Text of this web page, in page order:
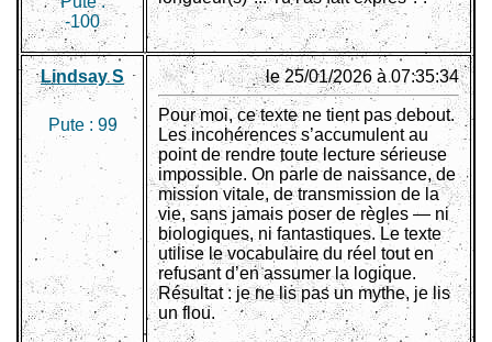
-100
Lindsay S
Pute : 99
le 25/01/2026 à 07:35:34
Pour moi, ce texte ne tient pas debout.
Les incohérences s’accumulent au
point de rendre toute lecture sérieuse
impossible. On parle de naissance, de
mission vitale, de transmission de la
vie, sans jamais poser de règles — ni
biologiques, ni fantastiques. Le texte
utilise le vocabulaire du réel tout en
refusant d’en assumer la logique.
Résultat : je ne lis pas un mythe, je lis
un flou.